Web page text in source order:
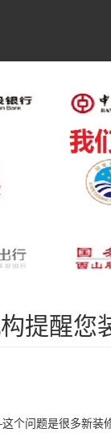
构提醒
问题是很多新装